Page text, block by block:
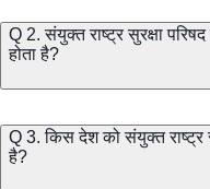
Q 2. संयुक्त राष्ट्र सुरक्षा
होता है?
Q 3. किस देश को संयुक्त राष्ट्र
है?